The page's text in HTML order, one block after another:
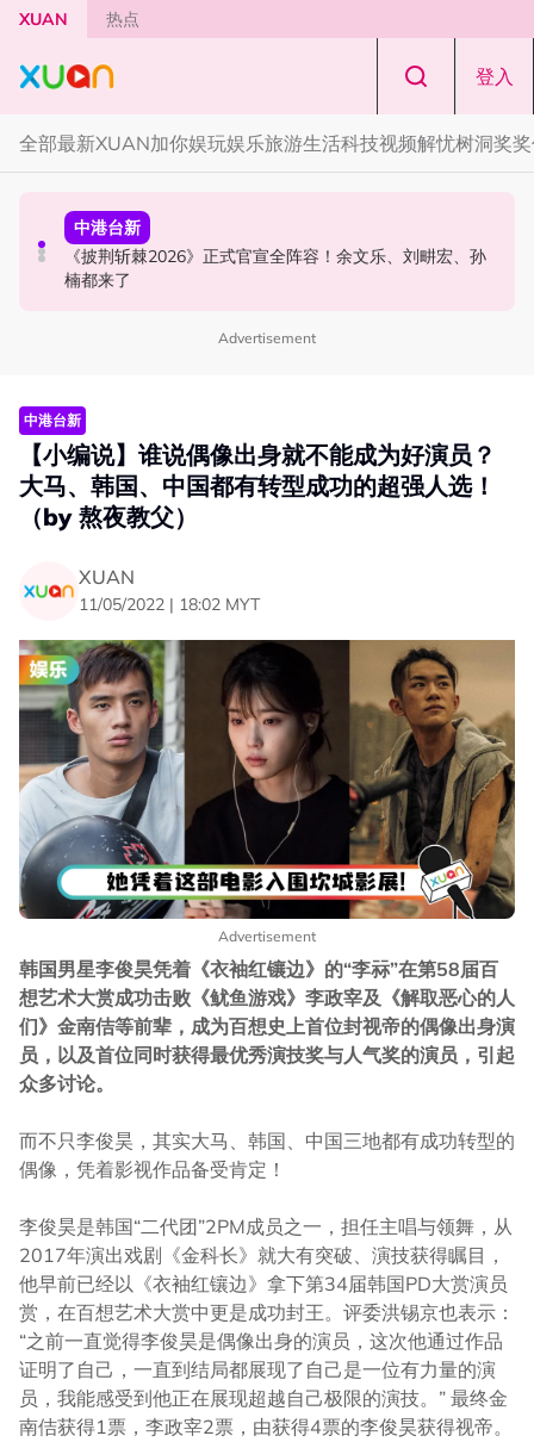
Skip to main content
XUAN 热点
登入
全部最新XUAN加你娱玩娱乐旅游生活科技视频解忧树洞奖
演唱会
范玮琪云顶开唱哽咽了！感性告白大马粉丝：我想继续唱
下去
中港台新
《披荆斩棘2026》正式官宣全阵容！余文乐、刘畊宏、孙
楠都来了
中港台新
陈土豆玩梗《下一站幸福》！同框阿信、吴建豪上演“光晞
不能捐”桥段
Advertisement
中港台新
【小编说】谁说偶像出身就不能成为好演员？
大马、韩国、中国都有转型成功的超强人选！
（by 熬夜教父）
XUAN
11/05/2022 | 18:02 MYT
Advertisement
韩国男星李俊昊凭着《衣袖红镶边》的“李祘”在第58届百
想艺术大赏成功击败《鱿鱼游戏》李政宰及《解取恶心的人
们》金南佶等前辈，成为百想史上首位封视帝的偶像出身演
员，以及首位同时获得最优秀演技奖与人气奖的演员，引起
众多讨论。
而不只李俊昊，其实大马、韩国、中国三地都有成功转型的
偶像，凭着影视作品备受肯定！
李俊昊是韩国“二代团”2PM成员之一，担任主唱与领舞，从
2017年演出戏剧《金科长》就大有突破、演技获得瞩目，
他早前已经以《衣袖红镶边》拿下第34届韩国PD大赏演员
赏，在百想艺术大赏中更是成功封王。评委洪锡京也表示：
“之前一直觉得李俊昊是偶像出身的演员，这次他通过作品
证明了自己，一直到结局都展现了自己是一位有力量的演
员，我能感受到他正在展现超越自己极限的演技。” 最终金
南佶获得1票，李政宰2票，由获得4票的李俊昊获得视帝。